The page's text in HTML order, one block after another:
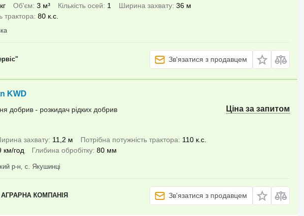
Об'єм 3 м³ Кількість осей 1 Ширина захвату 36 м
трактора 80 к.с.
Зв'язатися з продавцем
KWD
Ціна за запитом
добрив - розкидач рідких добрив
захвату 11,2 м Потрібна потужність трактора
110 к.с.
км/год Глибина обробітку 80 мм
р-н, с. Якушинці
КОМПАНІЯ Зв'язатися з продавцем